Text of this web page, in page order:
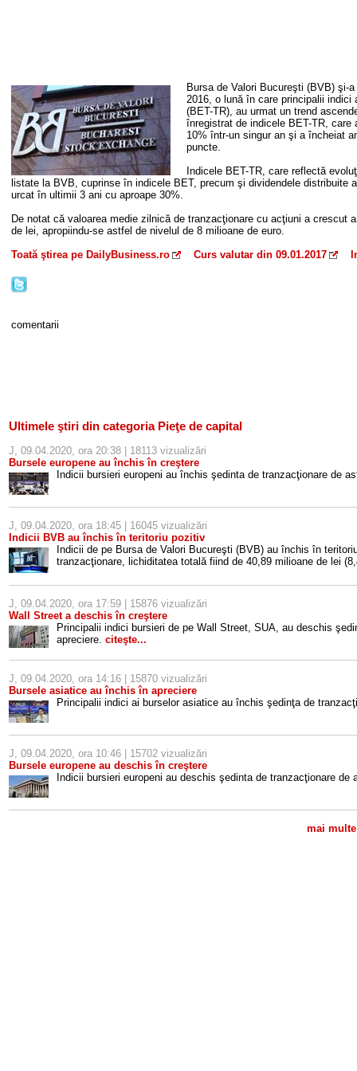
Bursa de Valori Bucureşti (BVB) şi-
2016, o lună în care principalii
(BET-TR), au urmat un trend
înregistrat de indicele BET-TR, care
10% într-un singur an şi a încheiat
puncte.
Indicele BET-TR, care reflectă
listate la BVB, cuprinse în indicele BET, precum şi dividendele distribuite
urcat în ultimii 3 ani cu aproape 30%.
De notat că valoarea medie zilnică de tranzacţionare cu acţiuni a crescut
de lei, apropiindu-se astfel de nivelul de 8 milioane de euro.
Toată ştirea pe DailyBusiness.ro
Curs valutar din 09.01.2017
comentarii
Ultimele ştiri din categoria Pieţe de capital
J, 09.04.2020, ora 20:38 | 18113 vizualizări
Bursele europene au închis în creştere
Indicii bursieri europeni au închis şedinta de tranzacţionare de
J, 09.04.2020, ora 18:45 | 16045 vizualizări
Indicii BVB au închis în teritoriu pozitiv
Indicii de pe Bursa de Valori Bucureşti (BVB) au închis în
tranzacţionare, lichiditatea totală fiind de 40,89 milioane de lei
J, 09.04.2020, ora 17:59 | 15876 vizualizări
Wall Street a deschis în creştere
Principalii indici bursieri de pe Wall Street, SUA, au deschis
apreciere. citeşte...
J, 09.04.2020, ora 14:16 | 15870 vizualizări
Bursele asiatice au închis în apreciere
Principalii indici ai burselor asiatice au închis şedinţa de
J, 09.04.2020, ora 10:46 | 15702 vizualizări
Bursele europene au deschis în creştere
Indicii bursieri europeni au deschis şedinta de tranzacţionare
mai